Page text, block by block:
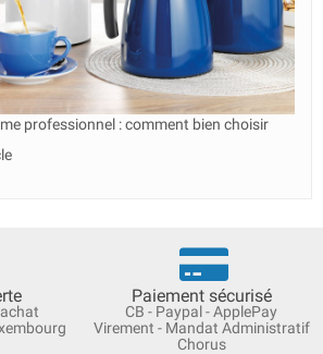
professionnel : comment bien choisir
Paiement sécurisé
CB - Paypal - ApplePay
Virement - Mandat Administratif
Chorus